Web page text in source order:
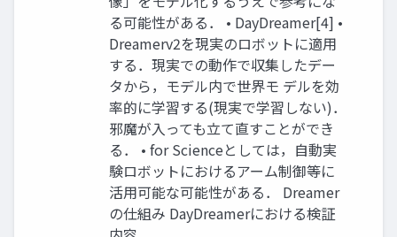
る可能性がある． • DayDreamer[4] •
Dreamerv2を現実のロボットに適用
する．現実での動作で収集したデー
タから，モデル内で世界モ デルを効
率的に学習する(現実で学習しない)．
邪魔が入っても立て直すことができ
る． • for Scienceとしては，自動実
験ロボットにおけるアーム制御等に
活用可能な可能性がある． Dreamer
の仕組み DayDreamerにおける検証